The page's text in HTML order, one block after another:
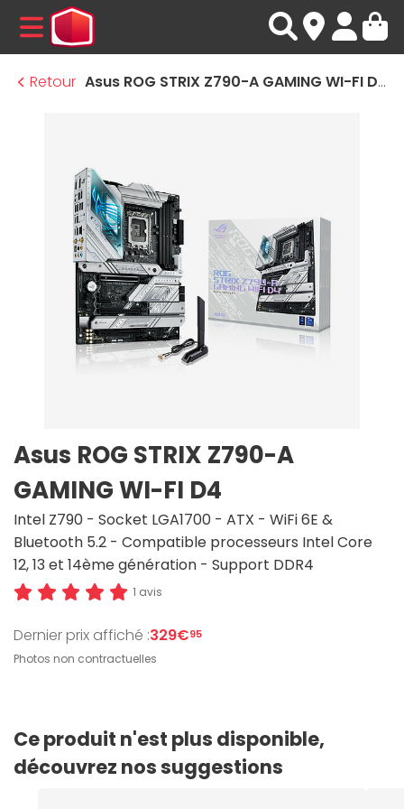
MENU
Retour
Asus ROG STRIX Z790-A GAMING WI-FI D4
Asus ROG STRIX Z790-A
GAMING WI-FI D4
Intel Z790 - Socket LGA1700 - ATX - WiFi 6E &
Bluetooth 5.2 - Compatible processeurs Intel Core
12, 13 et 14ème génération - Support DDR4
1 avis
Dernier prix affiché :329€95
Photos non contractuelles
Ce produit n'est plus disponible,
découvrez nos suggestions